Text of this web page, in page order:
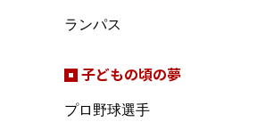
ランパス
子どもの頃の夢
プロ野球選手